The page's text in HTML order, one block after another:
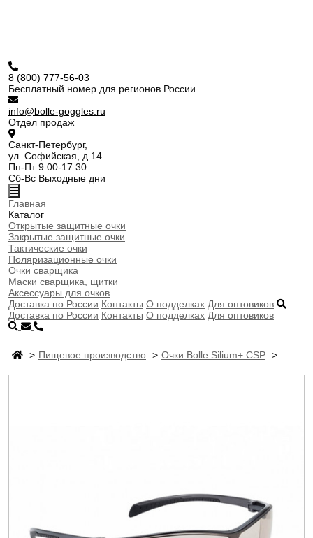
8 (800) 777-56-03
Бесплатный номер для регионов России
info@bolle-goggles.ru
Отдел продаж
Санкт-Петербург,
ул. Софийская, д.14
Пн-Пт 9:00-17:30
Сб-Вс Выходные дни
Главная
Каталог
Открытые защитные очки
Закрытые защитные очки
Тактические очки
Поляризационные очки
Очки сварщика
Маски сварщика, щитки
Аксессуары для очков
Доставка по России Контакты О подделках Для оптовиков
Доставка по России Контакты О подделках Для оптовиков
Пищевое производство Очки Bolle Silium+ CSP